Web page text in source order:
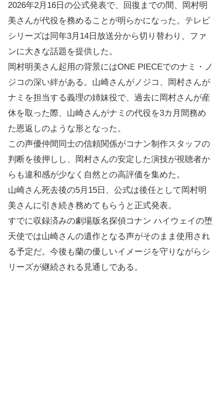
2026年2月16日の公式発表で、回復までの間、岡村明
美さんが代役を務めることが明らかになった。テレビ
シリーズは同年3月14日放送分から切り替わり、ファ
ンに大きな話題を提供した。
岡村明美さん起用の背景にはONE PIECEでのナミ・ノ
ジコの深い絆がある。山崎さんがノジコ、岡村さんが
ナミを担当する義理の姉妹役で、過去に岡村さんが産
休を取った際、山崎さんがナミの代役を3カ月間務め
た恩返しのような形となった。
この声優仲間同士の信頼関係がコナン制作スタッフの
判断を後押しし、岡村さんの安定した演技が視聴者か
らも違和感が少なく自然との高評価を集めた。
山崎さん死去後の5月15日、公式は後任として岡村明
美さんに引き続き務めてもらうと正式発表。
すでに収録済みの劇場版名探偵コナン ハイウェイの堕
天使では山崎さんの遺作となる声がそのまま使用され
る予定だ。今後も蘭の優しいイメージを守りながらシ
リーズが継続される見通しである。